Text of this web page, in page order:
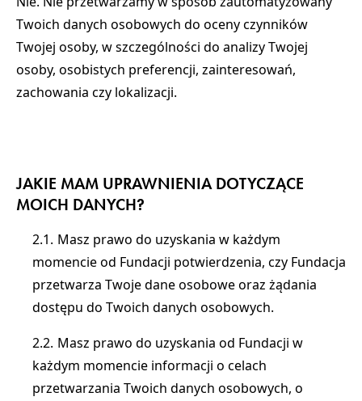
Twoich danych osobowych do oceny czynników
Twojej osoby, w szczególności do analizy Twojej
osoby, osobistych preferencji, zainteresowań,
zachowania czy lokalizacji.
JAKIE MAM UPRAWNIENIA DOTYCZĄCE
MOICH DANYCH?
Masz prawo do uzyskania w każdym
momencie od Fundacji potwierdzenia, czy Fundacja
przetwarza Twoje dane osobowe oraz żądania
dostępu do Twoich danych osobowych.
Masz prawo do uzyskania od Fundacji w
każdym momencie informacji o celach
przetwarzania Twoich danych osobowych, o